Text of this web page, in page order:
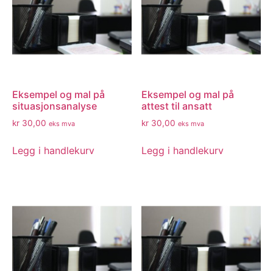
Eksempel og mal på
situasjonsanalyse
kr 30,00 eks mva
Legg i handlekurv
Eksempel og mal på
attest til ansatt
kr 30,00 eks mva
Legg i handlekurv